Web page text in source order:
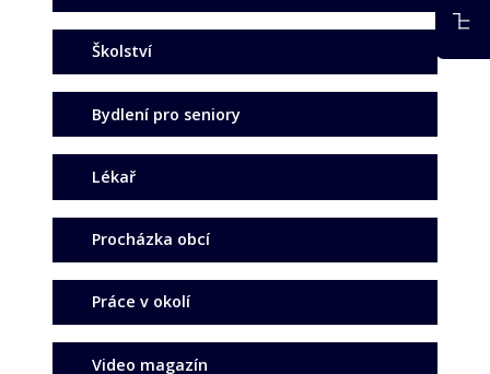
Školství
Bydlení pro seniory
Lékař
Procházka obcí
Práce v okolí
Video magazín